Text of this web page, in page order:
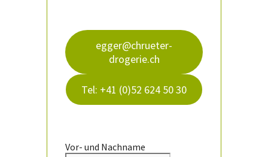
egger@chrueter-
drogerie.ch
Tel: +41 (0)52 624 50 30
Vor- und Nachname